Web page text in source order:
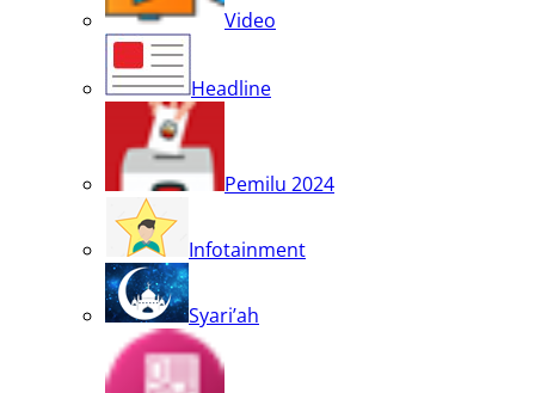
Video
Headline
Pemilu 2024
Infotainment
Syari’ah